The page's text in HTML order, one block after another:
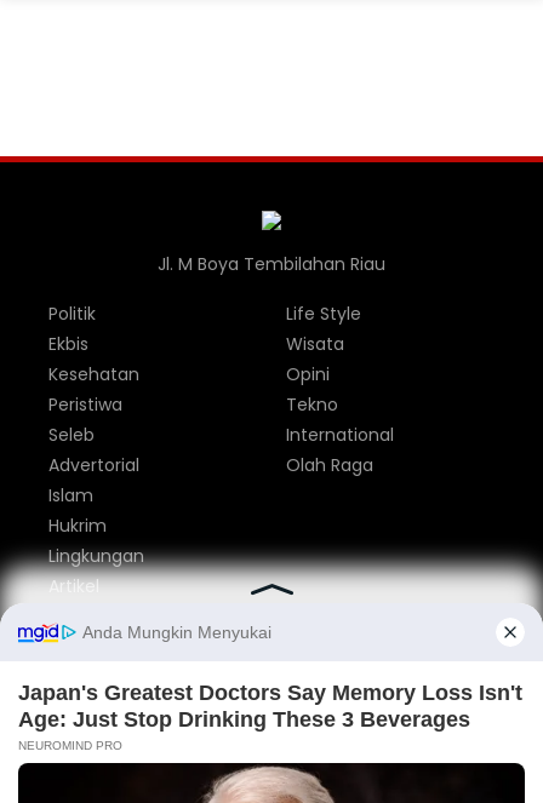
Jl. M Boya Tembilahan Riau
Politik
Ekbis
Kesehatan
Peristiwa
Seleb
Advertorial
Life Style
Wisata
Opini
Tekno
International
Olah Raga
Islam
Hukrim
Lingkungan
Artikel
Parlemen
Nasional
Tentang Kami Redaksi
Pedoman Media Siber
Privacy Policy
Disclaimer Iklan Kontak